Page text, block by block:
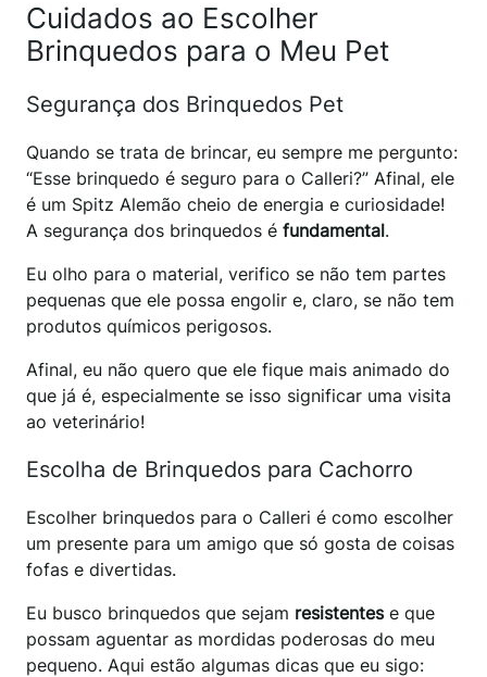
Cuidados ao Escolher
Brinquedos para o Meu Pet
Segurança dos Brinquedos Pet
Quando se trata de brincar, eu sempre me pergunto:
“Esse brinquedo é seguro para o Calleri?” Afinal, ele
é um Spitz Alemão cheio de energia e curiosidade!
A segurança dos brinquedos é fundamental.
Eu olho para o material, verifico se não tem partes
pequenas que ele possa engolir e, claro, se não tem
produtos químicos perigosos.
Afinal, eu não quero que ele fique mais animado do
que já é, especialmente se isso significar uma visita
ao veterinário!
Escolha de Brinquedos para Cachorro
Escolher brinquedos para o Calleri é como escolher
um presente para um amigo que só gosta de coisas
fofas e divertidas.
Eu busco brinquedos que sejam resistentese que
possam aguentar as mordidas poderosas do meu
pequeno. Aqui estão algumas dicas que eu sigo: